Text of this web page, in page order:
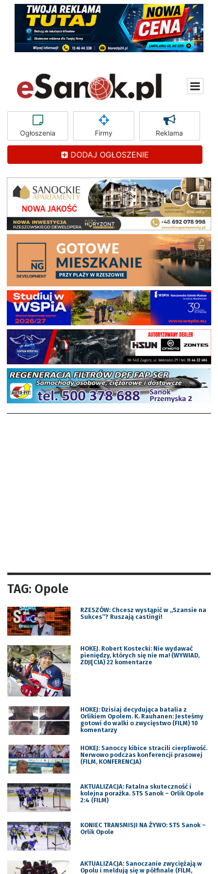
Ogłoszenia Firmy Reklama
DODAJ OGŁOSZENIE
TAG: Opole
RZESZÓW: Chcesz wystąpić w „Szansie na
Sukces”? Ruszają castingi!
HOKEJ. Robert Kostecki: Nie wydawać
pieniędzy, których się nie ma! (WYWIAD,
ZDJĘCIA) 22 komentarze
HOKEJ: Dzisiaj decydująca batalia z
Orlikiem Opolem. K. Rauhanen: Jesteśmy
gotowi do walki o zwycięstwo (FILM) 10
komentarzy
HOKEJ: Sanoccy kibice stracili cierpliwość.
Nerwowo podczas konferencji prasowej
(FILM, KONFERENCJA)
AKTUALIZACJA: Fatalna skuteczność i
kolejna porażka. STS Sanok – Orlik Opole
2:4 (FILM)
KONIEC TRANSMISJI NA ŻYWO: STS Sanok –
Orlik Opole
AKTUALIZACJA: Sanoczanie zwyciężają w
Opolu i meldują się w półfinale (FILM,